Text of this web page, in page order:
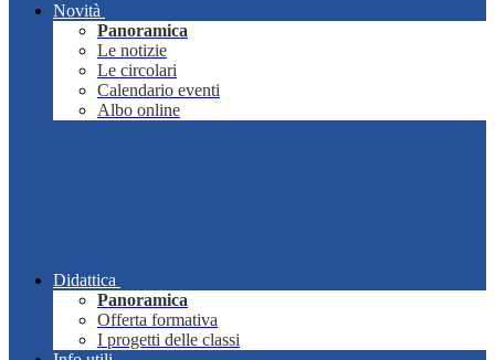
Novità
Panoramica
Le notizie
Le circolari
Calendario eventi
Albo online
Didattica
Panoramica
Offerta formativa
I progetti delle classi